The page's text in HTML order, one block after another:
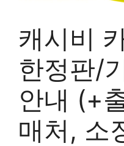
캐시비
한정판/
안내 (+
매처, 소